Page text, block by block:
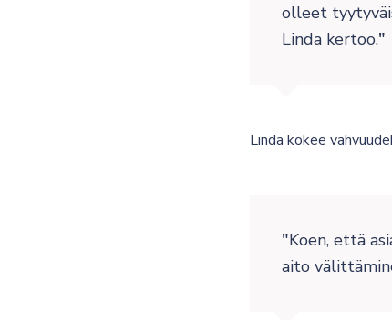
olleet
Linda kertoo.
Linda kokee
Koen, että
aito